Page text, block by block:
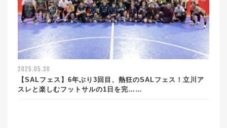
2025.05.30
【SALフェス】6年ぶり3回目、熱狂のSALフェス！立川ア
スレと楽しむフットサルの1日を完……